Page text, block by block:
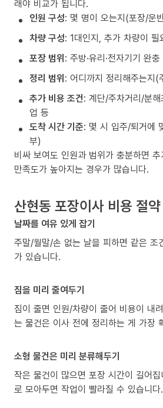
래야 비교가 됩니다.
인원 구성: 몇 명이 오는지(포장/운
차량 구성: 1대인지, 추가 차량이 필
포장 범위: 주방·유리·전자기기 완
정리 범위: 어디까지 정리해주는지(
추가 비용 조건: 계단/주차거리/분
업 등
도착 시간 기준: 몇 시 입주/퇴거에
부)
비싸 보여도 인원과 범위가 충분하면
만족도가 높아지는 경우가 많습니다.
산현동 포장이사 비용 절
날짜를 여유 있게 잡기
주말/월말/손 없는 날을 피하면 같은 조
가 있습니다.
짐을 미리 줄여두기
짐이 줄면 인원/차량이 줄어 비용이 내
는 물건은 이사 전에 정리하는 게 가장
소형 물건은 미리 분류해두기
작은 물건이 많으면 포장 시간이 길어
로 모아두면 작업이 빨라질 수 있습니다.